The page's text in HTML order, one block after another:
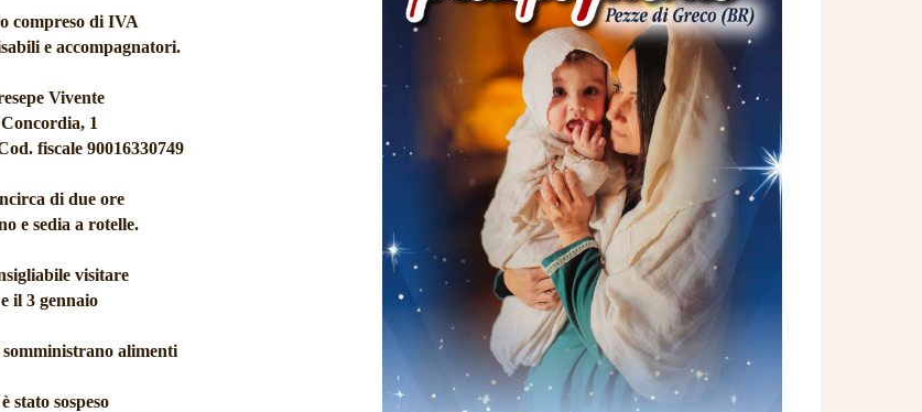
compreso di IVA
e accompagnatori.
Vivente
1
fiscale 90016330749
di due ore
e sedia a rotelle.
visitare
il 3 gennaio
alimenti
stato sospeso